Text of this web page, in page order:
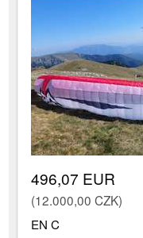
496,07 EUR
(12.000,00 CZK)
EN C